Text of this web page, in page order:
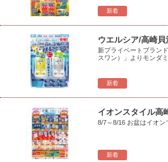
新着
新着
ウエルシア/高崎貝
新プライベートブラン
スワン）」よりモンダ
新着
イオンスタイル高
8/7～8/16 お盆はイオ